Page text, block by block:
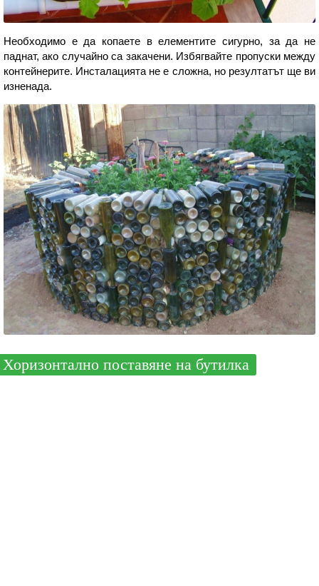
Необходимо е да копаете в елементите сигурно, за да не
паднат, ако случайно са закачени. Избягвайте пропуски между
контейнерите. Инсталацията не е сложна, но резултатът ще ви
изненада.
Хоризонтално поставяне на бутилка